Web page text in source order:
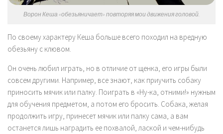
Ворон Кеша «обезьяничает» повторяя мои движения головой.
По своему характеру Кеша больше всего походил на вредную
обезьяну с клювом.
Он очень любил играть, но в отличие от щенка, его игры были
совсем другими. Например, все знают, как приучить собаку
приносить мячик или палку. Поиграть в «Ну-ка, отними!» нужным
для обучения предметом, а потом его бросить. Собака, желая
продолжить игру, принесет мячик или палку сама, а вам
останется лишь наградить ее похвалой, лаской и чем-нибудь